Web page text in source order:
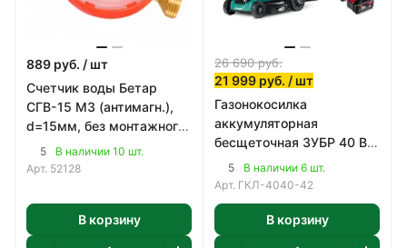
889 руб. / шт
Счетчик воды Бетар
СГВ-15 МЗ (антимагн.),
d=15мм, без монтажного
комплекта
5
В наличии 10 шт.
Арт. 52128
В корзину
26 690руб.
21 999 руб. / шт
Газонокосилка
аккумуляторная
бесщеточная ЗУБР 40 В
(2x20В), 400 мм
5
В наличии 6 шт.
Арт. ГКЛ-4040-42
В корзину